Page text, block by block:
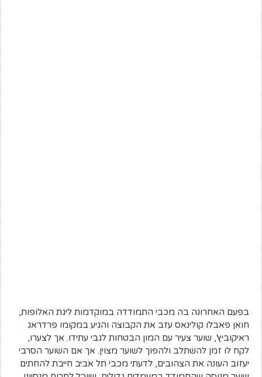
בפעם האחרונה בה מכבי התמודדה במוקדמות ליגת האלופות,
חואן פאבלו קולינאס עזב את הקבוצה והגיע במקומו פרדראג
ראיקוביץ', שוער צעיר עם המון הבטחות לגבי עתידו. אך לצערו,
לקח לו זמן להשתלב ולהפוך לשוער מצוין. אך אם השוער הסרבי
יעזוב העונה את הצהובים, לדעתי מכבי תל אביב חייבת להחתים